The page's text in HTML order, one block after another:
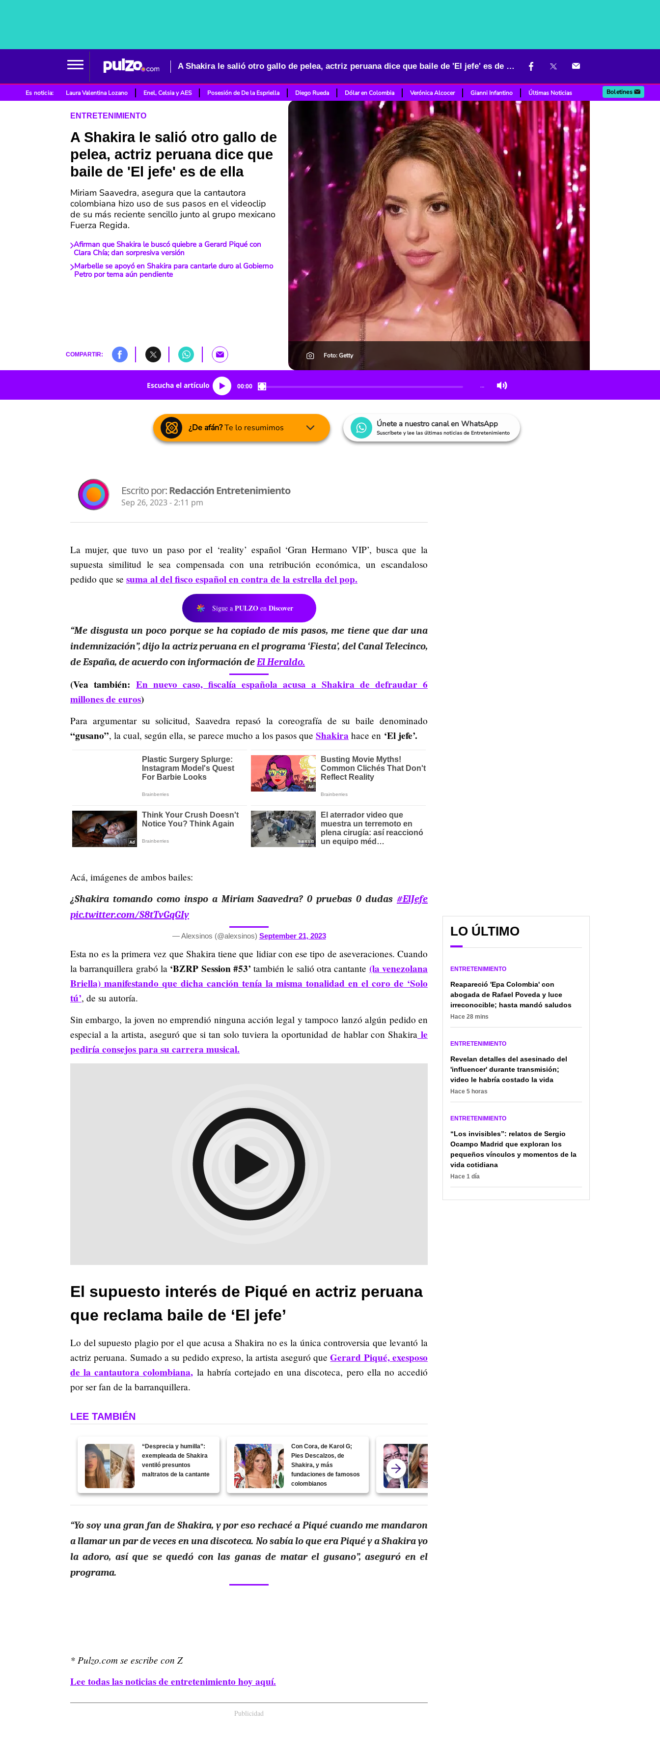
A Shakira le salió otro gallo de pelea, actriz peruana dice que baile de 'El jefe' es de ella
Es noticia: Laura Valentina Lozano Enel, Celsia y AES Posesión de De la Espriella Diego Rueda Dólar en Colombia Verónica Alcocer Gianni Infantino Últimas Noticias Boletines
ENTRETENIMIENTO
A Shakira le salió otro gallo de
pelea, actriz peruana dice que
baile de 'El jefe' es de ella
Miriam Saavedra, asegura que la cantautora
colombiana hizo uso de sus pasos en el videoclip
de su más reciente sencillo junto al grupo mexicano
Fuerza Regida.
Afirman que Shakira le buscó quiebre a Gerard Piqué con
Clara Chía; dan sorpresiva versión
Marbelle se apoyó en Shakira para cantarle duro al Gobierno
Petro por tema aún pendiente
COMPARTIR: Foto: Getty
Escucha el artículo 00:00 …
¿De afán?Te lo resumimos Únete a nuestro canal en WhatsApp
Suscríbete y lee las últimas noticias de Entretenimiento
Escrito por:Redacción Entretenimiento
Sep 26, 2023 - 2:11 pm
La mujer, que tuvo un paso por el ‘reality’ español ‘Gran Hermano VIP’, busca que la
supuesta similitud le sea compensada con una retribución económica, un escandaloso
pedido que se suma al del fisco español en contra de la estrella del pop.
Sigue a PULZO en Discover
“Me disgusta un poco porque se ha copiado de mis pasos, me tiene que dar una
indemnización”, dijo la actriz peruana en el programa ‘Fiesta’, del Canal Telecinco,
de España, de acuerdo con información deEl Heraldo.
(Vea también: En nuevo caso, fiscalía española acusa a Shakira de defraudar 6
millones de euros)
Para argumentar su solicitud, Saavedra repasó la coreografía de su baile denominado
“gusano”, la cual, según ella, se parece mucho a los pasos que Shakira hace en ‘El jefe’.
Acá, imágenes de ambos bailes:
¿Shakira tomando como inspo a Miriam Saavedra? 0 pruebas 0 dudas #ElJefe
pic.twitter.com/S8tTvGqGIy
— Alexsinos (@alexsinos) September 21, 2023
Esta no es la primera vez que Shakira tiene que lidiar con ese tipo de aseveraciones. Cuando
la barranquillera grabó la ‘BZRP Session #53’ también le salió otra cantante (la venezolana
Briella) manifestando que dicha canción tenía la misma tonalidad en el coro de ‘Solo
tú’, de su autoría.
Sin embargo, la joven no emprendió ninguna acción legal y tampoco lanzó algún pedido en
especial a la artista, aseguró que si tan solo tuviera la oportunidad de hablar con Shakirale
pediría consejos para su carrera musical.
El supuesto interés de Piqué en actriz peruana
que reclama baile de ‘El jefe’
Lo del supuesto plagio por el que acusa a Shakira no es la única controversia que levantó la
actriz peruana. Sumado a su pedido expreso, la artista aseguró queGerard Piqué, exesposo
de la cantautora colombiana, la habría cortejado en una discoteca, pero ella no accedió
por ser fan de la barranquillera.
LEE TAMBIÉN
“Desprecia y humilla”:
exempleada de Shakira
ventiló presuntos
maltratos de la cantante
Con Cora, de Karol G;
Pies Descalzos, de
Shakira, y más
fundaciones de famosos
colombianos
“Yo soy una gran fan de Shakira, y por eso rechacé a Piqué cuando me mandaron
a llamar un par de veces en una discoteca. No sabía lo que era Piqué y a Shakira yo
la adoro, así que se quedó con las ganas de matar el gusano”, aseguró en el
programa.
* Pulzo.com se escribe con Z
Lee todas las noticias de entretenimiento hoy aquí.
Publicidad
LO ÚLTIMO
ENTRETENIMIENTO
Reapareció 'Epa Colombia' con
abogada de Rafael Poveda y luce
irreconocible; hasta mandó saludos
Hace 28 mins
ENTRETENIMIENTO
Revelan detalles del asesinado del
'influencer' durante transmisión;
video le habría costado la vida
Hace 5 horas
ENTRETENIMIENTO
“Los invisibles”: relatos de Sergio
Ocampo Madrid que exploran los
pequeños vínculos y momentos de la
vida cotidiana
Hace 1 día